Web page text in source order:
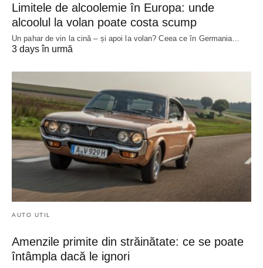
Limitele de alcoolemie în Europa: unde
alcoolul la volan poate costa scump
Un pahar de vin la cină – și apoi la volan? Ceea ce în Germania…
3 days în urmă
AUTO UTIL
Amenzile primite din străinătate: ce se poate
întâmpla dacă le ignori